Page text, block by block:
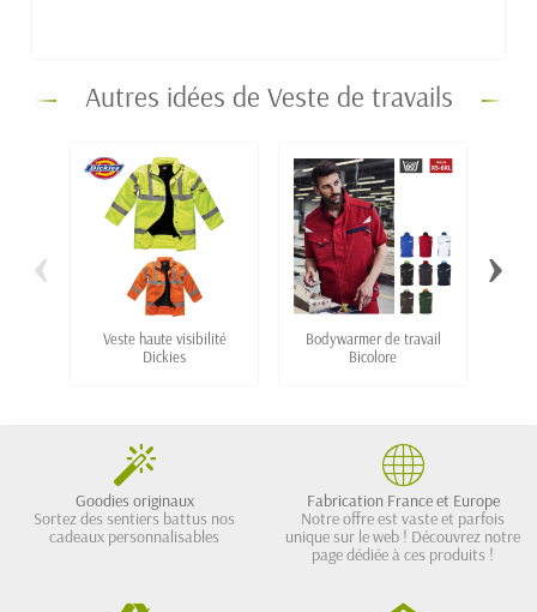
Autres idées de Veste de travails
Veste haute visibilité
Dickies
Bodywarmer de travail
Bicolore
‹ ›
Goodies originaux
Sortez des sentiers battus nos
cadeaux personnalisables
Fabrication France et Europe
Notre offre est vaste et parfois
unique sur le web ! Découvrez notre
page dédiée à ces produits !